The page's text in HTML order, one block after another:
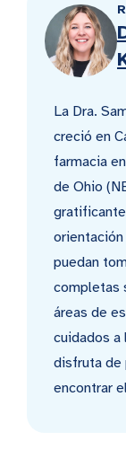
La Dra.
creció en
farmacia
de Ohio
puedan
completas
áreas de
cuidados a
disfruta de
encontrar